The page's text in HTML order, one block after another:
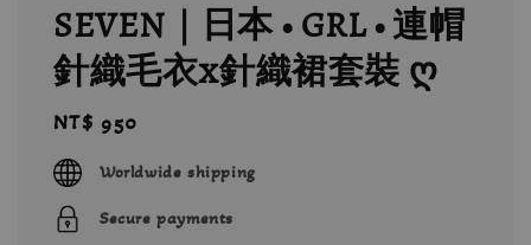
SEVEN｜日本 • GRL • 連帽
針織毛衣x針織裙套裝 ღ
Regular
price
NT$ 950
Worldwide shipping
Secure payments